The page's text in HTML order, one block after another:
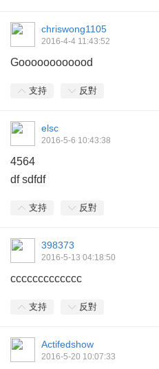
chriswong1105
2016-4-4 11:43:52
Goooooooooood
支持 反對
elsc
2016-5-6 10:43:38
4564
df sdfdf
支持 反對
398373
2016-5-13 04:18:50
ccccccccccccc
支持 反對
Actifedshow
2016-5-20 10:07:33